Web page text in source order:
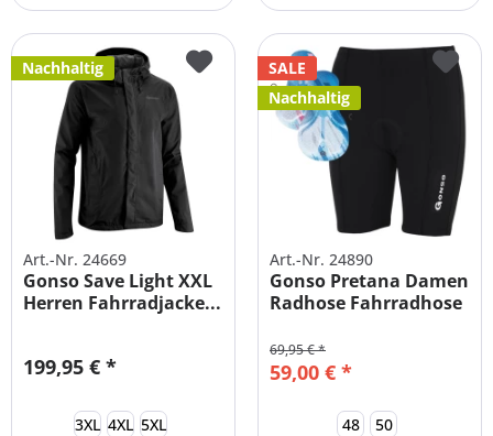
Nachhaltig
Art.-Nr. 24669
Gonso Save Light XXL
Herren Fahrradjacke...
199,95 € *
3XL 4XL 5XL
SALE
Nachhaltig
Art.-Nr. 24890
Gonso Pretana Damen
Radhose Fahrradhose
59,00 € *
69,95 € *
48 50